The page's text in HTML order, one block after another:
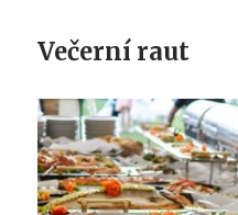
Večerní raut